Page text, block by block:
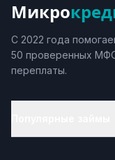
Микро
С 2022 года
50 проверенных
переплаты.